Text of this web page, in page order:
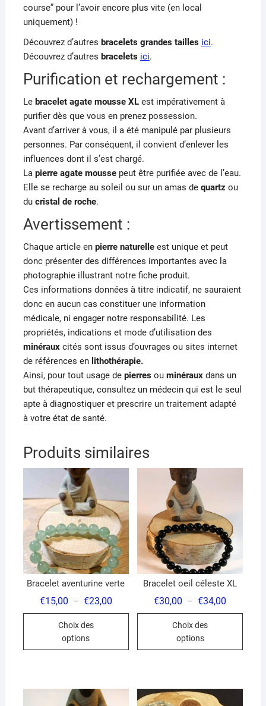
course” pour l’avoir encore plus vite (en local
uniquement) !
Découvrez d’autres bracelets grandes tailles ici.
Découvrez d’autres bracelets ici.
Purification et rechargement :
Lebracelet agate mousse XLest impérativement à
purifier dès que vous en prenez possession.
Avant d’arriver à vous, il a été manipulé par plusieurs
personnes. Par conséquent, il convient d’enlever les
influences dont il s’est chargé.
La pierre agate moussepeut être purifiée avec de l’eau.
Elle se recharge au soleil ou sur un amas de quartzou
ducristal de roche.
Avertissement :
Chaque article enpierre naturelleest unique et peut
donc présenter des différences importantes avec la
photographie illustrant notre fiche produit.
Ces informations données à titre indicatif, ne sauraient
donc en aucun cas constituer une information
médicale, ni engager notre responsabilité. Les
propriétés, indications et mode d’utilisation des
minérauxcités sont issus d’ouvrages ou sites internet
de références en lithothérapie.
Ainsi, pour tout usage de pierresou minérauxdans un
but thérapeutique, consultez un médecin qui est le seul
apte à diagnostiquer et prescrire un traitement adapté
à votre état de santé.
Produits similaires
Bracelet aventurine verte
€15,00 – €23,00Plage
Choix des
options
Ce
Les
options
Bracelet oeil céleste XL
€30,00 – €34,00
Choix des
options
Les